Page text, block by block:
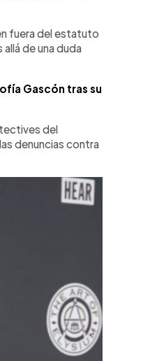
fuera del estatuto
de una duda
Gascón tras su
del
denuncias contra